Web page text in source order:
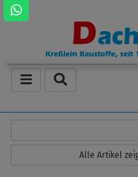
Alle Artikel